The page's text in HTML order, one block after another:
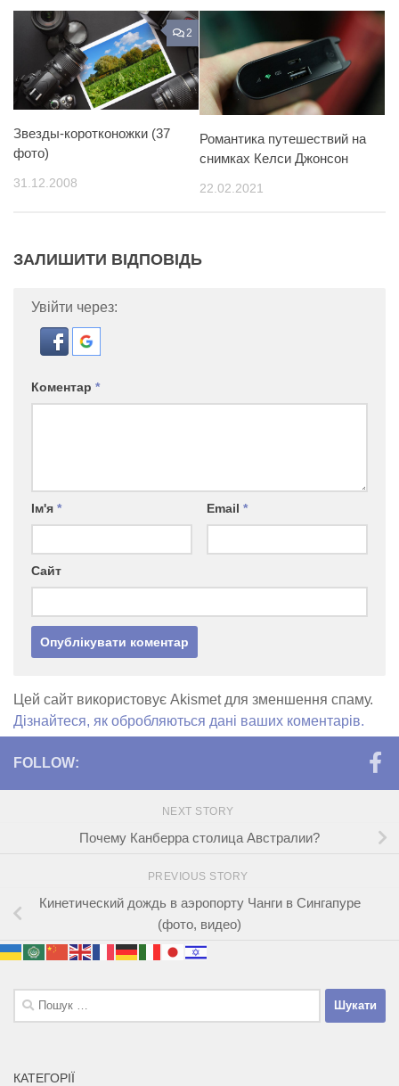
2
Звезды-коротконожки (37
фото)
31.12.2008
Романтика путешествий на
снимках Келси Джонсон
22.02.2021
ЗАЛИШИТИ ВІДПОВІДЬ
Увійти через:
Коментар *
Ім'я * Email *
Сайт
Цей сайт використовує Akismet для зменшення спаму.
Дізнайтеся, як обробляються дані ваших коментарів.
FOLLOW:
NEXT STORY
Почему Канберра столица Австралии?
PREVIOUS STORY
Кинетический дождь в аэропорту Чанги в Сингапуре
(фото, видео)
Пошук:
КАТЕГОРІЇ